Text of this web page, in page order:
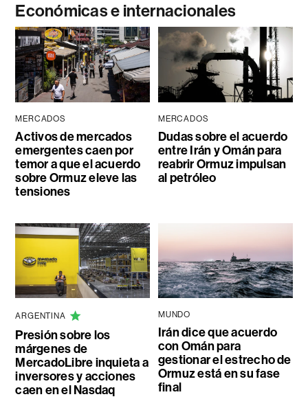
Económicas e internacionales
MERCADOS
Activos de mercados
emergentes caen por
temor a que el acuerdo
sobre Ormuz eleve las
tensiones
MERCADOS
Dudas sobre el acuerdo
entre Irán y Omán para
reabrir Ormuz impulsan
al petróleo
ARGENTINA
Presión sobre los
márgenes de
MercadoLibre inquieta a
inversores y acciones
caen en el Nasdaq
MUNDO
Irán dice que acuerdo
con Omán para
gestionar el estrecho de
Ormuz está en su fase
final